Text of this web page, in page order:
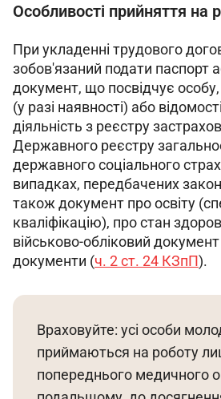
Особливості прийняття на
При укладенні трудового
зобов'язаний подати паспорт
документ, що посвідчує
(у разі наявності) або
діяльність з реєстру
Державного реєстру
державного соціального
випадках, передбачених
також документ про освіту
кваліфікацію), про стан
військово-обліковий документ
документи (ч. 2 ст. 24 КЗпП).
Враховуйте: усі особи
приймаються на роботу
попереднього медичного